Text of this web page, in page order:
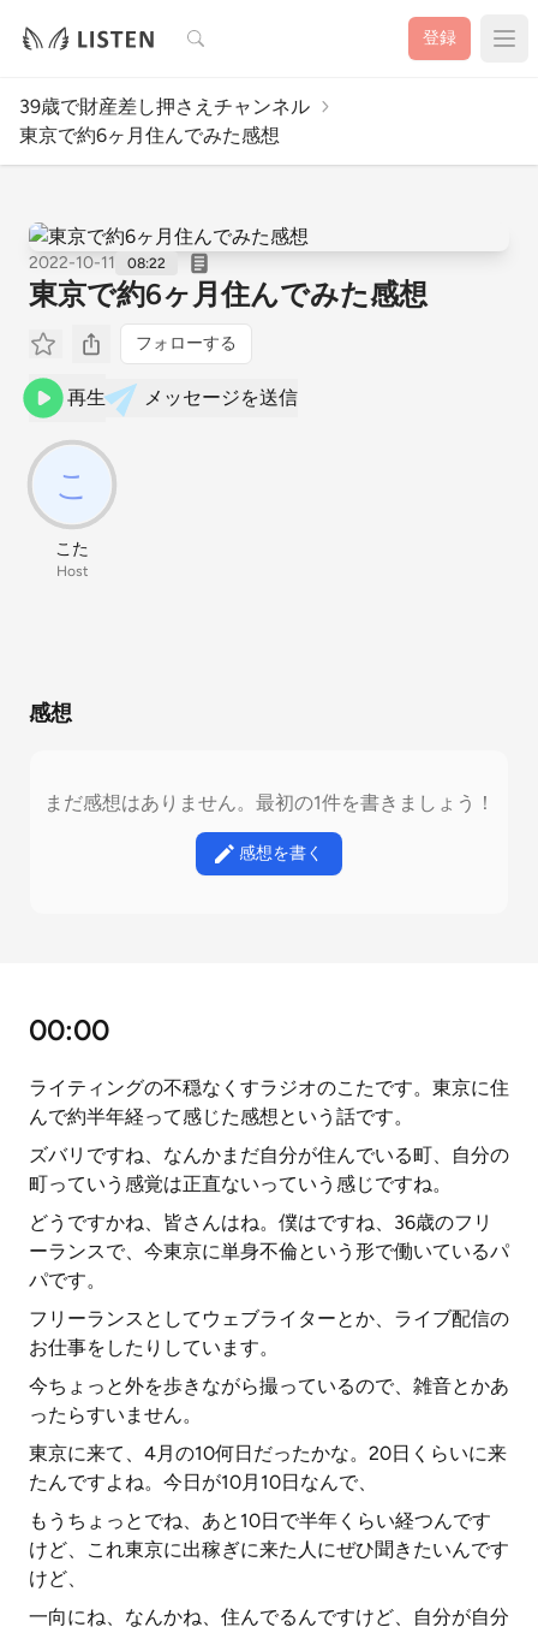
検索 登録
39歳で財産差し押さえチャンネル
東京で約6ヶ月住んでみた感想
2022-10-11 08:22
東京で約6ヶ月住んでみた感想
フォローする
再生 メッセージを送信
こた
Host
感想
まだ感想はありません。最初の1件を書きましょう！
感想を書く
00:00
ライティングの不穏なくすラジオのこたです。東京に住
んで約半年経って感じた感想という話です。
ズバリですね、なんかまだ自分が住んでいる町、自分の
町っていう感覚は正直ないっていう感じですね。
どうですかね、皆さんはね。僕はですね、36歳のフリ
ーランスで、今東京に単身不倫という形で働いているパ
パです。
フリーランスとしてウェブライターとか、ライブ配信の
お仕事をしたりしています。
今ちょっと外を歩きながら撮っているので、雑音とかあ
ったらすいません。
東京に来て、4月の10何日だったかな。20日くらいに来
たんですよね。今日が10月10日なんで、
もうちょっとでね、あと10日で半年くらい経つんです
けど、これ東京に出稼ぎに来た人にぜひ聞きたいんです
けど、
一向にね、なんかね、住んでるんですけど、自分が自分